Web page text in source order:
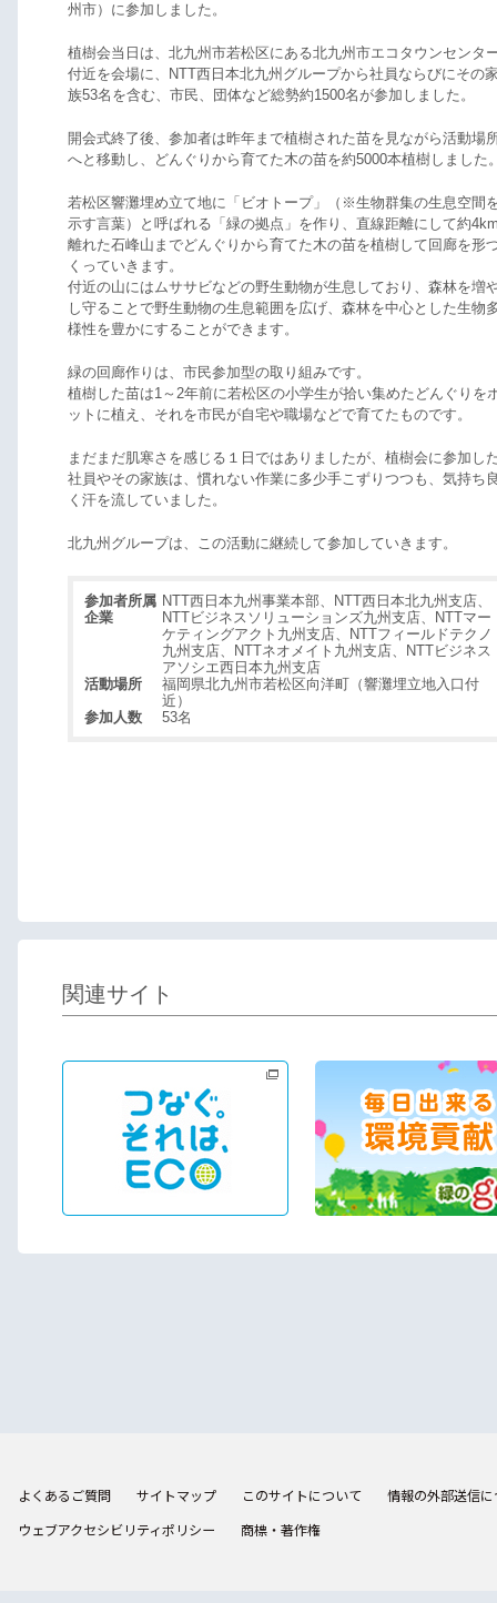
州市）に参加しました。
植樹会当日は、北九州市若松区にある北九州市エコタウンセンタ
付近を会場に、NTT西日本北九州グループから社員ならびにその
族53名を含む、市民、団体など総勢約1500名が参加しました。
開会式終了後、参加者は昨年まで植樹された苗を見ながら活動場
へと移動し、どんぐりから育てた木の苗を約5000本植樹しました
若松区響灘埋め立て地に「ビオトープ」（※生物群集の生息空間
示す言葉）と呼ばれる「緑の拠点」を作り、直線距離にして約
離れた石峰山までどんぐりから育てた木の苗を植樹して回廊を形
くっていきます。
付近の山にはムササビなどの野生動物が生息しており、森林を
し守ることで野生動物の生息範囲を広げ、森林を中心とした生物
様性を豊かにすることができます。
緑の回廊作りは、市民参加型の取り組みです。
植樹した苗は1～2年前に若松区の小学生が拾い集めたどんぐりを
ットに植え、それを市民が自宅や職場などで育てたものです。
まだまだ肌寒さを感じる１日ではありましたが、植樹会に参加し
社員やその家族は、慣れない作業に多少手こずりつつも、気持ち
く汗を流していました。
北九州グループは、この活動に継続して参加していきます。
参加者所属
企業
NTT西日本九州事業本部、NTT西日本北九州支店、
NTTビジネスソリューションズ九州支店、NTTマー
ケティングアクト九州支店、NTTフィールドテクノ
九州支店、NTTネオメイト九州支店、NTTビジネス
アソシエ西日本九州支店
活動場所
福岡県北九州市若松区向洋町（響灘埋立地入口付
近）
参加人数
53名
関連サイト
よくあるご質問 サイトマップ このサイトについて
情報の外部送信
ウェブアクセシビリティポリシー
商標・著作権